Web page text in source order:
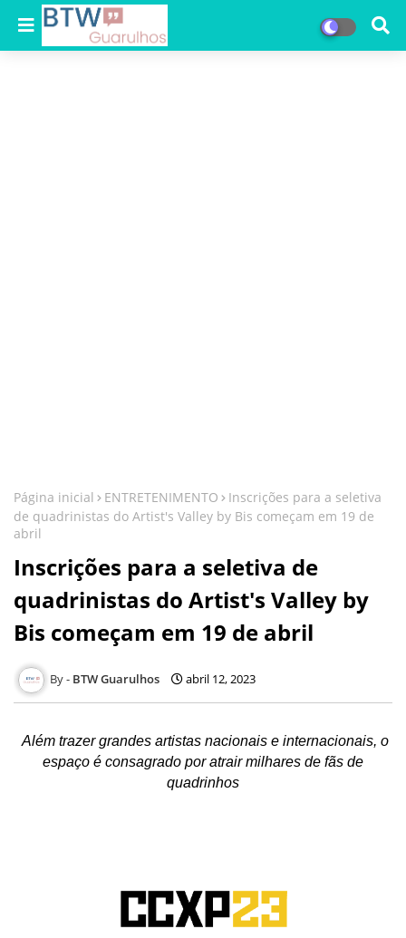
Página inicial ENTRETENIMENTO
Inscrições para a seletiva
de quadrinistas do Artist's Valley by Bis começam em 19 de
abril
Inscrições para a seletiva de
quadrinistas do Artist's Valley by
Bis começam em 19 de abril
BTW Guarulhos abril 12, 2023
Além trazer grandes artistas nacionais e internacionais, o
espaço é consagrado por atrair milhares de fãs de
quadrinhos